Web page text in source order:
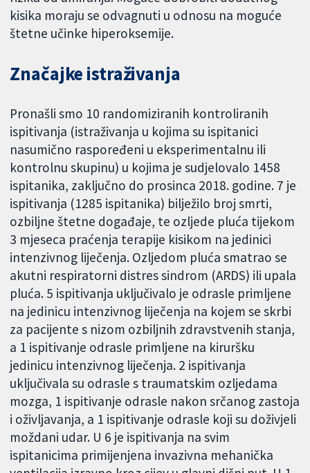
kisika moraju se odvagnuti u odnosu na moguće
štetne učinke hiperoksemije.
Značajke istraživanja
Pronašli smo 10 randomiziranih kontroliranih
ispitivanja (istraživanja u kojima su ispitanici
nasumično raspoređeni u eksperimentalnu ili
kontrolnu skupinu) u kojima je sudjelovalo 1458
ispitanika, zaključno do prosinca 2018. godine. 7 je
ispitivanja (1285 ispitanika) bilježilo broj smrti,
ozbiljne štetne događaje, te ozljede pluća tijekom
3 mjeseca praćenja terapije kisikom na jedinici
intenzivnog liječenja. Ozljedom pluća smatrao se
akutni respiratorni distres sindrom (ARDS) ili upala
pluća. 5 ispitivanja uključivalo je odrasle primljene
na jedinicu intenzivnog liječenja na kojem se skrbi
za pacijente s nizom ozbiljnih zdravstvenih stanja,
a 1 ispitivanje odrasle primljene na kiruršku
jedinicu intenzivnog liječenja. 2 ispitivanja
uključivala su odrasle s traumatskim ozljedama
mozga, 1 ispitivanje odrasle nakon srčanog zastoja
i oživljavanja, a 1 ispitivanje odrasle koji su doživjeli
moždani udar. U 6 je ispitivanja na svim
ispitanicima primijenjena invazivna mehanička